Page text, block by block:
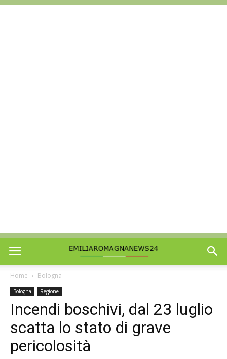
Home Bologna
Bologna Regione
Incendi boschivi, dal 23 luglio
scatta lo stato di grave
pericolosità